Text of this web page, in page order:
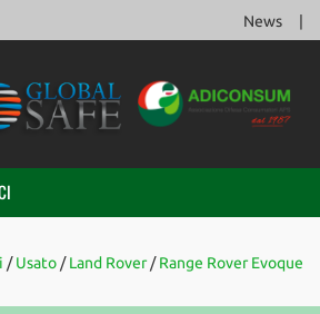
News
/Usato /Land Rover/Range Rover Evoque